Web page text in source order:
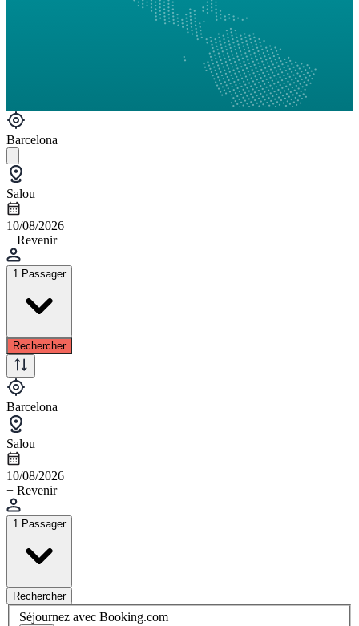
Barcelona
Salou
10/08/2026
+ Revenir
1 Passager
Rechercher
Barcelona
Salou
10/08/2026
+ Revenir
1 Passager
Rechercher
Séjournez avec Booking.com